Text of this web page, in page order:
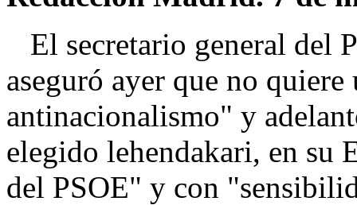
El secretario general del
aseguró ayer que no
antinacionalismo" y
elegido lehendakari, en su
del PSOE" y con